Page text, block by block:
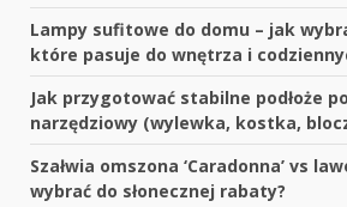
Lampy sufitowe do domu – jak
które pasuje do wnętrza i
Jak przygotować stabilne podłoże
narzędziowy (wylewka, kostka,
Szałwia omszona ‘Caradonna’ vs
wybrać do słonecznej rabaty?